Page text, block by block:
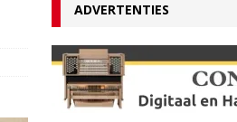
ADVERTENTIES